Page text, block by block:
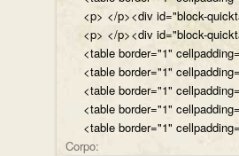
<p> </p><div id="block-
<p> </p><div id="block-
<table border="1"
<table border="1"
<table border="1"
<table border="1"
<table border="1"
Corpo: